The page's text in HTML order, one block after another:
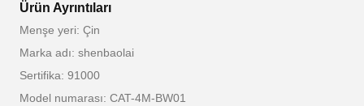
Ürün Ayrıntıları
Menşe yeri: Çin
Marka adı: shenbaolai
Sertifika: 91000
Model numarası: CAT-4M-BW01